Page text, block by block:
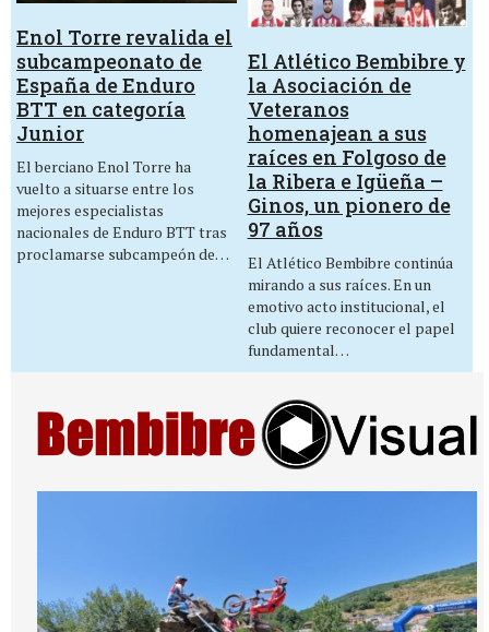
Enol Torre revalida el
subcampeonato de
España de Enduro
BTT en categoría
Junior
El berciano Enol Torre ha
vuelto a situarse entre los
mejores especialistas
nacionales de Enduro BTT tras
proclamarse subcampeón de…
El Atlético Bembibre y
la Asociación de
Veteranos
homenajean a sus
raíces en Folgoso de
la Ribera e Igüeña –
Ginos, un pionero de
97 años
El Atlético Bembibre continúa
mirando a sus raíces. En un
emotivo acto institucional, el
club quiere reconocer el papel
fundamental…